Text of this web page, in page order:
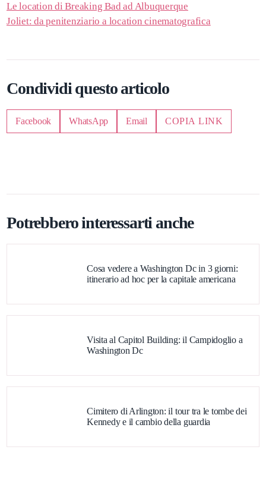
Le location di Breaking Bad ad Albuquerque
Joliet: da penitenziario a location cinematografica
Condividi questo articolo
Facebook WhatsApp Email COPIA LINK
Potrebbero interessarti anche
Cosa vedere a Washington Dc in 3 giorni:
itinerario ad hoc per la capitale americana
Visita al Capitol Building: il Campidoglio a
Washington Dc
Cimitero di Arlington: il tour tra le tombe dei
Kennedy e il cambio della guardia